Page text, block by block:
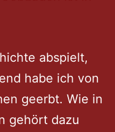
abspielt,
habe ich von
geerbt. Wie in
gehört dazu